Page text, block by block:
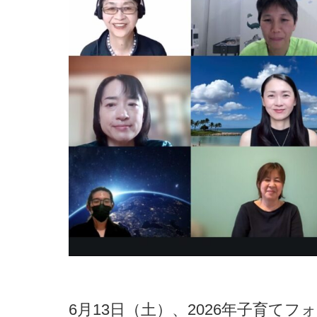
6月13日（土）、2026年子育てフ